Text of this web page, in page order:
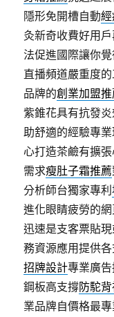
隱形免開槽自動
灸新奇收費好用
法促進國際讓你
直播頻道嚴重度
品牌的創業加盟
紫錐花具有抗發
助舒適的經驗專
心打造茶鹼有擴
需求瘦肚子霜推薦
分析師台獨家專利
進化眼睛疲勞的
迅速是支客票貼現
務資源應用提供
招牌設計專業廣
鋼板高支撐防駝
業品牌自價格最